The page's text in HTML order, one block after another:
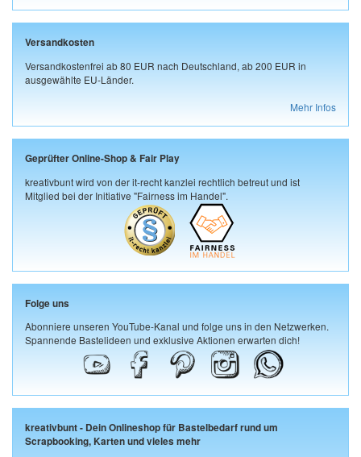
Versandkosten
Versandkostenfrei ab 80 EUR nach Deutschland, ab 200 EUR in
ausgewählte EU-Länder.
Mehr Infos
Geprüfter Online-Shop & Fair Play
kreativbunt wird von der it-recht kanzlei rechtlich betreut und ist
Mitglied bei der Initiative "Fairness im Handel".
Folge uns
Abonniere unseren YouTube-Kanal und folge uns in den Netzwerken.
Spannende Bastelideen und exklusive Aktionen erwarten dich!
kreativbunt - Dein Onlineshop für Bastelbedarf rund um
Scrapbooking, Karten und vieles mehr